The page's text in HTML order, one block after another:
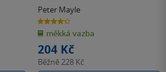
Peter Mayle
4.3
z
5
hvězdiček
měkká vazba
204 Kč
Běžně 228 Kč